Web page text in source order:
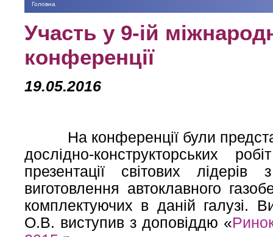
Ви є тут
Головна
Участь у 9-ій
конференції
19.05.2016
На конференції були
дослідно-конструкторських
презентації світових
виготовлення автоклавного
комплектуючих в даній галузі.
О.В. виступив з доповіддю «